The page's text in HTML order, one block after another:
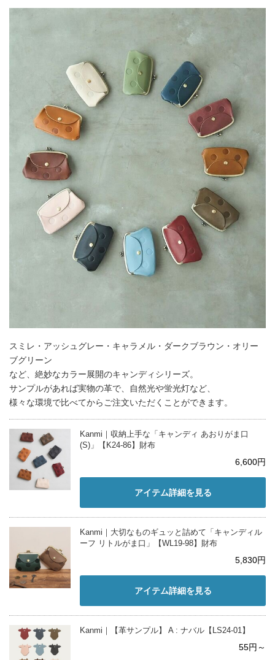
スミレ・アッシュグレー・キャラメル・ダークブラウン・オリー
ブグリーン
など、絶妙なカラー展開のキャンディシリーズ。
サンプルがあれば実物の革で、自然光や蛍光灯など、
様々な環境で比べてからご注文いただくことができます。
Kanmi｜収納上手な「キャンディ あおりがま口
(S)」【K24-86】財布
6,600円
アイテム詳細を見る
Kanmi｜大切なものギュッと詰めて「キャンディル
ーフ リトルがま口」【WL19-98】財布
5,830円
アイテム詳細を見る
Kanmi｜【革サンプル】 A : ナバル【LS24-01】
55円～